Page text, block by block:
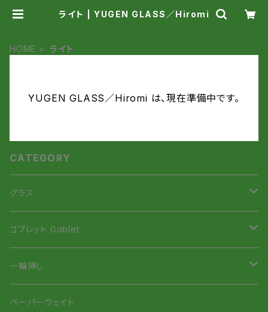
ライト | YUGEN GLASS／Hiromi
HOME ライト
YUGEN GLASS／Hiromi は、現在準備中です。
CATEGORY
グラス
虹色Smile Glass
虹色Smileタンブラー
Smile Glass タンブラー
ゴブレット Goblet
招き猫ゴブレット
一輪挿し
Smileちゃんシリーズ
ペーパーウェイト